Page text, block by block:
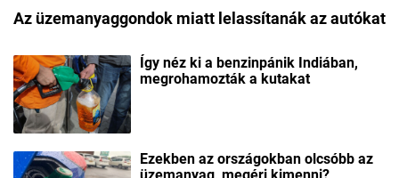
Az üzemanyaggondok miatt lelassítanák az autókat
Így néz ki a benzinpánik Indiában,
megrohamozták a kutakat
Ezekben az országokban olcsóbb az